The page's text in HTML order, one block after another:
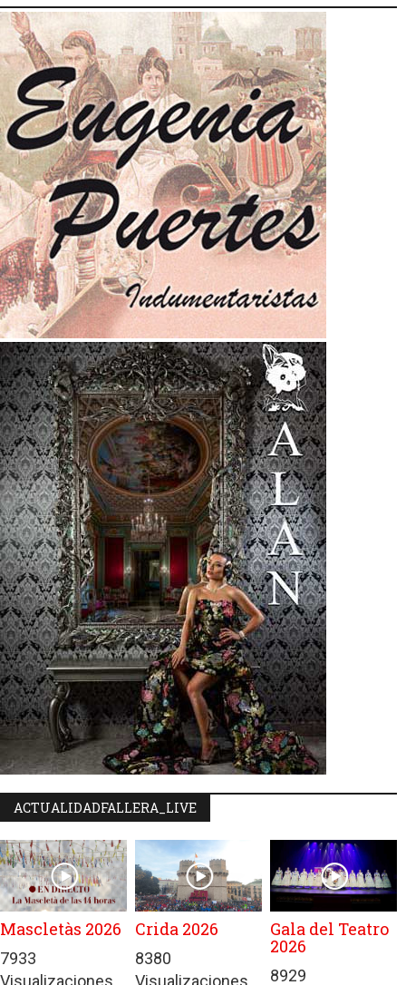
ACTUALIDADFALLERA_LIVE
Mascletàs 2026
7933
Visualizaciones
Crida 2026
8380
Visualizaciones
Gala del Teatro
2026
8929